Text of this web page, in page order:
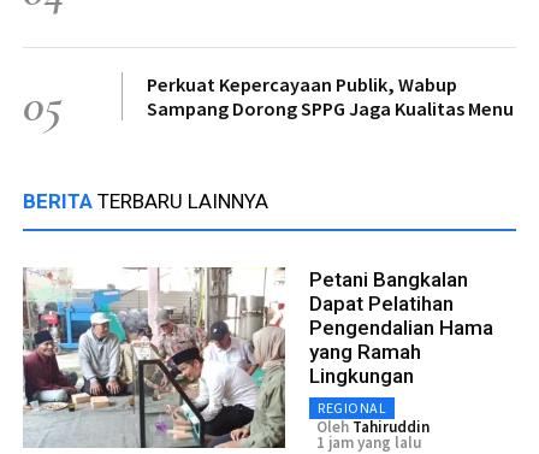
05
Perkuat Kepercayaan Publik, Wabup
Sampang Dorong SPPG Jaga Kualitas Menu
BERITA TERBARU LAINNYA
Petani Bangkalan
Dapat Pelatihan
Pengendalian Hama
yang Ramah
Lingkungan
REGIONAL
Oleh Tahiruddin
1 jam yang lalu